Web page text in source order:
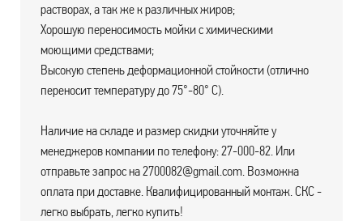
растворах, а так же к различных жиров;
Хорошую переносимость мойки с химическими
моющими средствами;
Высокую степень деформационной стойкости (отлично
переносит температуру до 75°-80° С).
Наличие на складе и размер скидки уточняйте у
менеджеров компании по телефону: 27-000-82. Или
отправьте запрос на 2700082@gmail.com. Возможна
оплата при доставке. Квалифицированный монтаж. СКС -
легко выбрать, легко купить!